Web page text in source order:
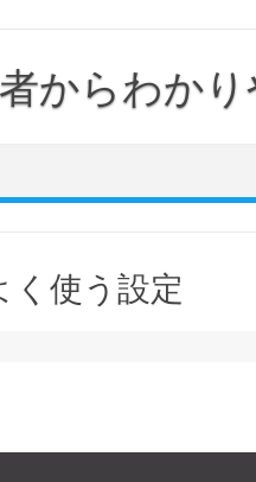
からわかり
く使う設定